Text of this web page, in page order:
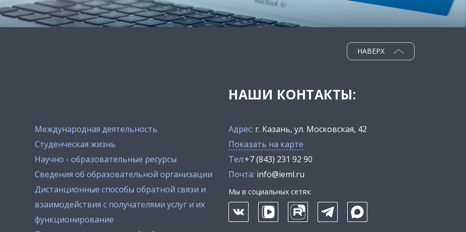
Международная деятельность
Студенческая жизнь
Научно - образовательные ресурсы
Сведения об образовательной организации
Дистанционные способы обратной связи и
взаимодействия с получателями услуг и их
функционирование
НАВЕРХ
НАШИ КОНТАКТЫ:
Адрес: г. Казань, ул. Московская, 42
Показать на карте
Тел:+7 (843) 231 92 90
Почта: info@ieml.ru
Мы в социальных сетях: